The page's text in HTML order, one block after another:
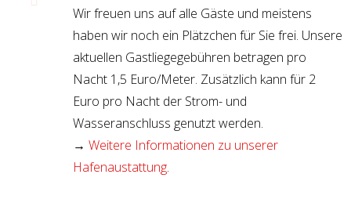
Wir freuen uns auf alle Gäste und meistens
haben wir noch ein Plätzchen für Sie frei. Unsere
aktuellen Gastliegegebühren betragen pro
Nacht 1,5 Euro/Meter. Zusätzlich kann für 2
Euro pro Nacht der Strom- und
Wasseranschluss genutzt werden.
→ Weitere Informationen zu unserer
Hafenaustattung.